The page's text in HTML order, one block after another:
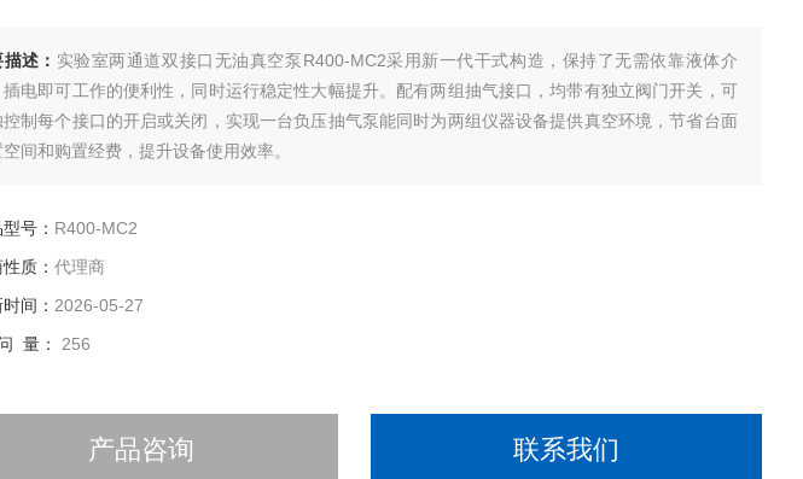
述： 实验室两通道双接口无油真空泵R400-MC2采用新一代干式构造，保持了无需依靠液体介
插电即可工作的便利性，同时运行稳定性大幅提升。配有两组抽气接口，均带有独立阀门开关，可
控制每个接口的开启或关闭，实现一台负压抽气泵能同时为两组仪器设备提供真空环境，节省台面
空间和购置经费，提升设备使用效率。
号： R400-MC2
质： 代理商
间： 2026-05-27
量： 256
产品咨询 联系我们